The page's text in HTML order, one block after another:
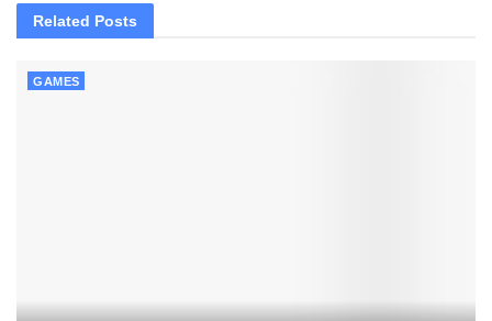
Related Posts
GAMES